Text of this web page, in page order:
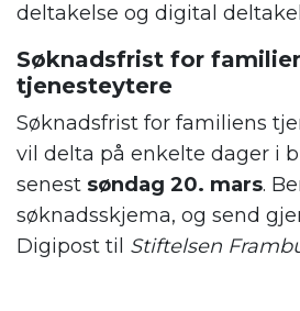
deltakelse og digital
Søknadsfrist for
tjenesteytere
Søknadsfrist for familiens
vil delta på enkelte dager i
senest søndag 20. mars.
søknadsskjema, og send
Digipost til Stiftelsen